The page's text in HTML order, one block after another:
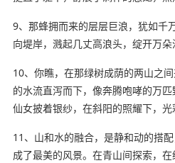
9、那蜂拥而来的层层巨浪，犹如千
向堤岸，溅起几丈高浪头，绽开万朵
10、你瞧，在那绿树成荫的两山之
的水流直泻而下，像奔腾咆哮的万
仙女披着银纱，在斜阳的照耀下，光
11、山和水的融合，是静和动的搭
成了最美的风景。在青山间探索，